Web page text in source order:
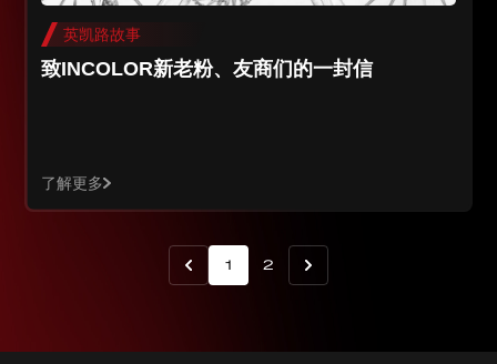
英凯路故事
致INCOLOR新老粉、友商们的一封信
了解更多
1 2